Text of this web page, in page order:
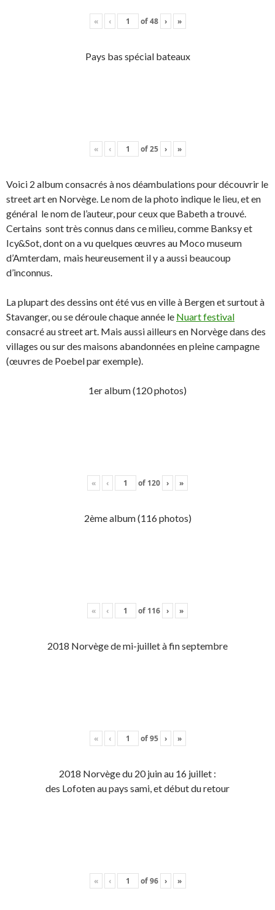
« ‹ of48 › »
Pays bas spécial bateaux
« ‹ of25 › »
Voici 2 album consacrés à nos déambulations pour découvrir le
street art en Norvège. Le nom de la photo indique le lieu, et en
général le nom de l’auteur, pour ceux que Babeth a trouvé.
Certains sont très connus dans ce milieu, comme Banksy et
Icy&Sot, dont on a vu quelques œuvres au Moco museum
d’Amterdam, mais heureusement il y a aussi beaucoup
d’inconnus.
La plupart des dessins ont été vus en ville à Bergen et surtout à
Stavanger, ou se déroule chaque année le Nuart festival
consacré au street art. Mais aussi ailleurs en Norvège dans des
villages ou sur des maisons abandonnées en pleine campagne
(œuvres de Poebel par exemple).
1er album (120 photos)
« ‹ of 120 › »
2ème album (116 photos)
« ‹ of 116 › »
2018 Norvège de mi-juillet à fin septembre
« ‹ of95 › »
2018 Norvège du 20 juin au 16 juillet :
des Lofoten au pays sami, et début du retour
« ‹ of96 › »